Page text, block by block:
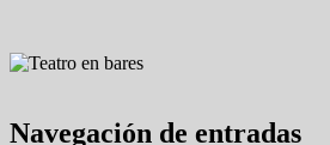
Navegación de entradas